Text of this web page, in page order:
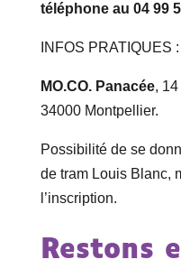
téléphone au 04 99
INFOS PRATIQUES :
MO.CO. Panacée, 14
34000 Montpellier.
Possibilité de se
de tram Louis Blanc,
l’inscription.
Restons